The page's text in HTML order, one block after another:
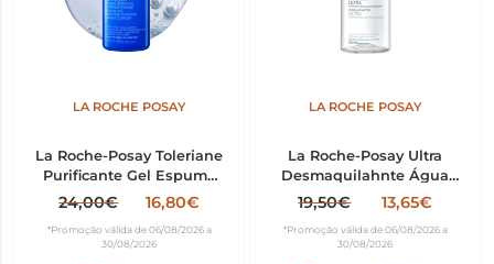
LA ROCHE POSAY
La Roche-Posay Toleriane
Purificante Gel Espuma
400ml
24,00€ 16,80€
*Promoção válida de 06/08/2026 a
30/08/2026
LA ROCHE POSAY
La Roche-Posay Ultra
Desmaquilahnte Água
Micelar para Pele Sensível
400ml
19,50€ 13,65€
*Promoção válida de 06/08/2026 a
30/08/2026